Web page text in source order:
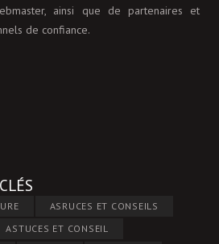
ainsi que de partenaires et
de confiance.
ASRUCES ET CONSEILS
ASTUCES ET CONSEIL